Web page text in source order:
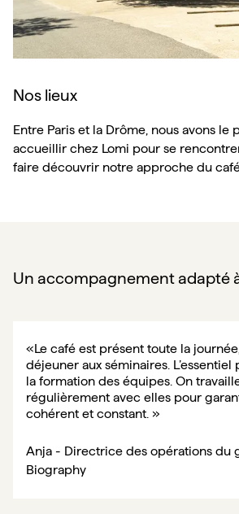
Nos lieux
Entre Paris et la Drôme, nous avons le
accueillir chez Lomi pour se
faire découvrir notre approche du
Un accompagnement adapté
«Le café est présent toute la
déjeuner aux séminaires. L’essentiel
la formation des équipes. On
régulièrement avec elles pour
cohérent et constant. »
Anja - Directrice des opérations du
Biography